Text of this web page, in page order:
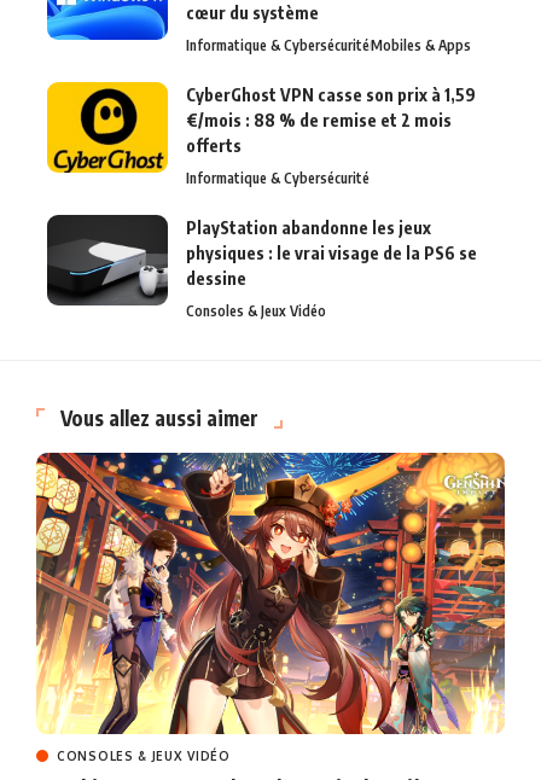
cœur du système
Informatique & CybersécuritéMobiles & Apps
CyberGhost VPN casse son prix à 1,59
€/mois : 88 % de remise et 2 mois
offerts
Informatique & Cybersécurité
PlayStation abandonne les jeux
physiques : le vrai visage de la PS6 se
dessine
Consoles & Jeux Vidéo
Vous allez aussi aimer
CONSOLES & JEUX VIDÉO